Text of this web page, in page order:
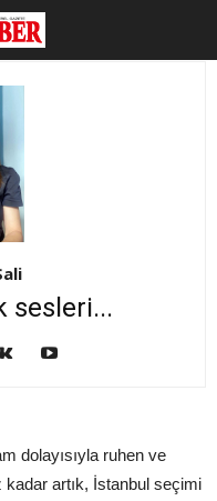
sesleri...
dolayısıyla ruhen ve
kadar artık, İstanbul seçimi